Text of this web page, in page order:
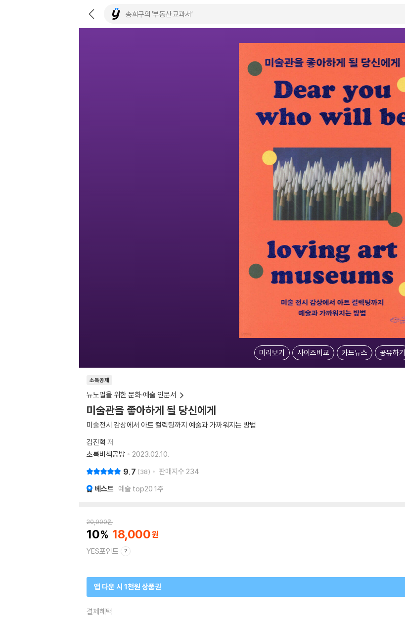
미리보기 사이즈비교 카드뉴스 공유하기
소득공제
뉴노멀을 위한 문화·예술 인문서
미술관을 좋아하게 될 당신에게
미술전시 감상에서 아트 컬렉팅까지 예술과 가까워지는 방법
김진혁 저
초록비책공방
2023.02.10.
9.7 38 판매지수 234
베스트 예술 top20 1주
20,000원
10 18,000
YES포인트
앱 다운 시 1천원 상품권
결제혜택